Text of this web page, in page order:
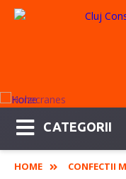
CATEGORII
HOME CONFECTII